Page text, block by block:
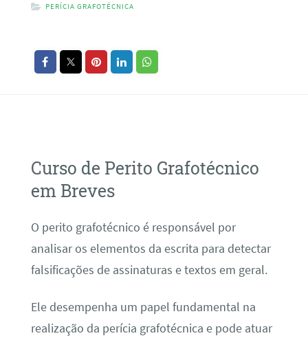
PERÍCIA GRAFOTÉCNICA
Curso de Perito Grafotécnico
em Breves
O perito grafotécnico é responsável por
analisar os elementos da escrita para detectar
falsificações de assinaturas e textos em geral.
Ele desempenha um papel fundamental na
realização da perícia grafotécnica e pode atuar